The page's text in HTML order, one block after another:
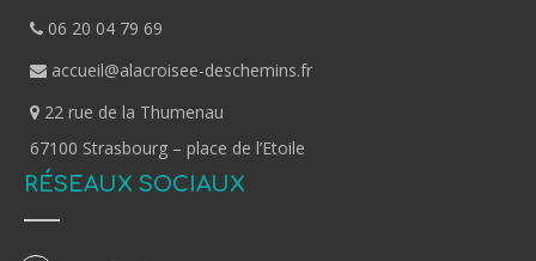
06 20 04 79 69
accueil@alacroisee-deschemins.fr
22 rue de la Thumenau
67100 Strasbourg – place de l’Etoile
RÉSEAUX SOCIAUX